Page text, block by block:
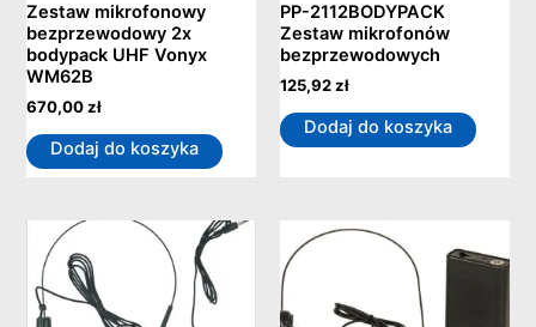
Zestaw mikrofonowy
bezprzewodowy 2x
bodypack UHF Vonyx
WM62B
670,00zł
Dodaj do koszyka
PP-2112BODYPACK
Zestaw mikrofonów
bezprzewodowych
125,92zł
Dodaj do koszyka